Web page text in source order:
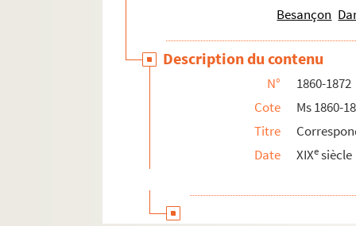
Besançon
Description du contenu
N°
1860-1872
Cote
Ms 1860-
Titre
Date
XIXesiècle